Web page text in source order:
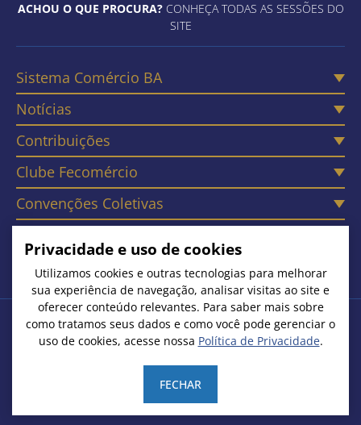
ACHOU O QUE PROCURA?CONHEÇA TODAS AS SESSÕES DO
SITE
Sistema Comércio BA
Notícias
Contribuições
Clube Fecomércio
Convenções Coletivas
Contato
Copyright © 2026. Todos os Direitos Reservados
Federação do Comércio de Bens, Serviços e Turismo do Estado
Privacidade e uso de cookies
Utilizamos cookies e outras tecnologias para melhorar
sua experiência de navegação, analisar visitas ao site e
oferecer conteúdo relevantes. Para saber mais sobre
como tratamos seus dados e como você pode gerenciar o
uso de cookies, acesse nossa Política de Privacidade.
FECHAR